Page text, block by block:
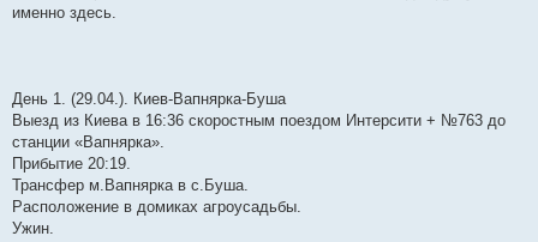
именно здесь.
День 1. (29.04.). Киев-Вапнярка-Буша
Выезд из Киева в 16:36 скоростным поездом Интерсити + №763 до
станции «Вапнярка».
Прибытие 20:19.
Трансфер м.Вапнярка в с.Буша.
Расположение в домиках агроусадьбы.
Ужин.